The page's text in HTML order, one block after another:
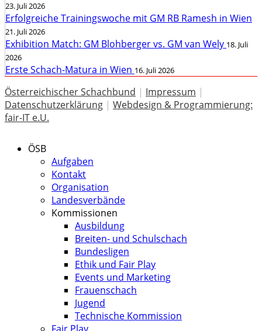
23. Juli 2026
Erfolgreiche Trainingswoche mit GM RB Ramesh in Wien
21. Juli 2026
Exhibition Match: GM Blohberger vs. GM van Wely 18. Juli
2026
Erste Schach-Matura in Wien 16. Juli 2026
Österreichischer Schachbund | Impressum |
Datenschutzerklärung | Webdesign & Programmierung:
fair-IT e.U.
ÖSB
Aufgaben
Kontakt
Organisation
Landesverbände
Kommissionen
Ausbildung
Breiten- und Schulschach
Bundesligen
Ethik und Fair Play
Events und Marketing
Frauenschach
Jugend
Technische Kommission